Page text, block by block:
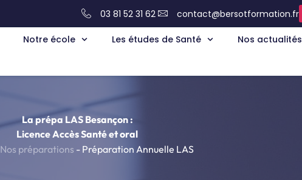
03 81 52 31 62 contact@bersotformation.fr
Notre école Les études de Santé Nos actualités
La prépa LAS Besançon :
Licence Accès Santé et oral
Nos préparations - Préparation Annuelle LAS